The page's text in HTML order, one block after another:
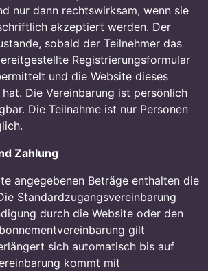
nur dann rechtswirksam, wenn sie
akzeptiert werden. Der
sobald der Teilnehmer das
Registrierungsformular
und die Website dieses
Die Vereinbarung ist persönlich
Die Teilnahme ist nur Personen
Zahlung
angegebenen Beträge enthalten die
Standardzugangsvereinbarung
durch die Website oder den
gilt
sich automatisch bis auf
kommt mit